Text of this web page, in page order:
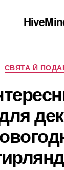
СВЯТА Й